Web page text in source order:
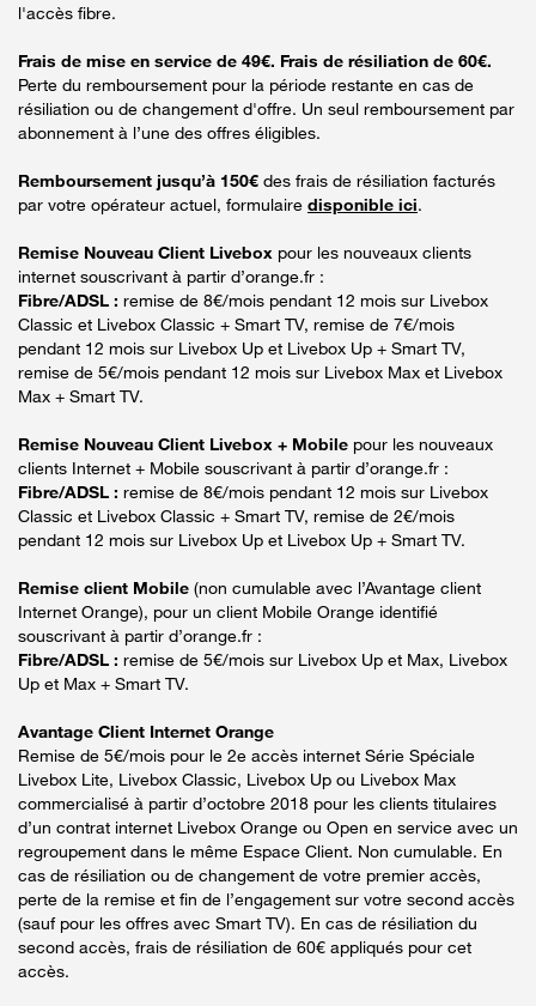
l'accès fibre.
Frais de mise en service de 49€. Frais de résiliation de 60€.
Perte du remboursement pour la période restante en cas de
résiliation ou de changement d'offre. Un seul remboursement par
abonnement à l’une des offres éligibles.
Remboursement jusqu’à 150€ des frais de résiliation facturés
par votre opérateur actuel, formulaire disponible ici.
Remise Nouveau Client Livebox pour les nouveaux clients
internet souscrivant à partir d’orange.fr :
Fibre/ADSL : remise de 8€/mois pendant 12 mois sur Livebox
Classic et Livebox Classic + Smart TV, remise de 7€/mois
pendant 12 mois sur Livebox Up et Livebox Up + Smart TV,
remise de 5€/mois pendant 12 mois sur Livebox Max et Livebox
Max + Smart TV.
Remise Nouveau Client Livebox + Mobile pour les nouveaux
clients Internet + Mobile souscrivant à partir d’orange.fr :
Fibre/ADSL : remise de 8€/mois pendant 12 mois sur Livebox
Classic et Livebox Classic + Smart TV, remise de 2€/mois
pendant 12 mois sur Livebox Up et Livebox Up + Smart TV.
Remise client Mobile (non cumulable avec l’Avantage client
Internet Orange), pour un client Mobile Orange identifié
souscrivant à partir d’orange.fr :
Fibre/ADSL : remise de 5€/mois sur Livebox Up et Max, Livebox
Up et Max + Smart TV.
Avantage Client Internet Orange
Remise de 5€/mois pour le 2e accès internet Série Spéciale
Livebox Lite, Livebox Classic, Livebox Up ou Livebox Max
commercialisé à partir d’octobre 2018 pour les clients titulaires
d’un contrat internet Livebox Orange ou Open en service avec un
regroupement dans le même Espace Client. Non cumulable. En
cas de résiliation ou de changement de votre premier accès,
perte de la remise et fin de l’engagement sur votre second accès
(sauf pour les offres avec Smart TV). En cas de résiliation du
second accès, frais de résiliation de 60€ appliqués pour cet
accès.